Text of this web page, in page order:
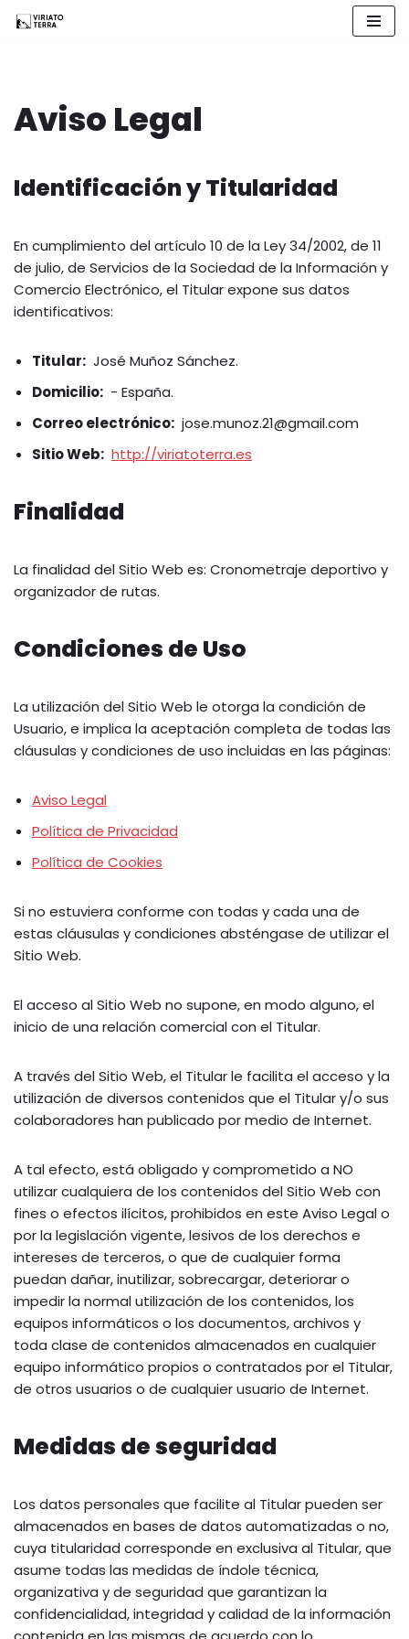
Aviso Legal
Identificación y Titularidad
En cumplimiento del artículo 10 de la Ley 34/2002, de 11
de julio, de Servicios de la Sociedad de la Información y
Comercio Electrónico, el Titular expone sus datos
identificativos:
Titular: José Muñoz Sánchez.
Domicilio: - España.
Correo electrónico: jose.munoz.21@gmail.com
Sitio Web: http://viriatoterra.es
Finalidad
La finalidad del Sitio Web es: Cronometraje deportivo y
organizador de rutas.
Condiciones de Uso
La utilización del Sitio Web le otorga la condición de
Usuario, e implica la aceptación completa de todas las
cláusulas y condiciones de uso incluidas en las páginas:
Aviso Legal
Política de Privacidad
Política de Cookies
Si no estuviera conforme con todas y cada una de
estas cláusulas y condiciones absténgase de utilizar el
Sitio Web.
El acceso al Sitio Web no supone, en modo alguno, el
inicio de una relación comercial con el Titular.
A través del Sitio Web, el Titular le facilita el acceso y la
utilización de diversos contenidos que el Titular y/o sus
colaboradores han publicado por medio de Internet.
A tal efecto, está obligado y comprometido a NO
utilizar cualquiera de los contenidos del Sitio Web con
fines o efectos ilícitos, prohibidos en este Aviso Legal o
por la legislación vigente, lesivos de los derechos e
intereses de terceros, o que de cualquier forma
puedan dañar, inutilizar, sobrecargar, deteriorar o
impedir la normal utilización de los contenidos, los
equipos informáticos o los documentos, archivos y
toda clase de contenidos almacenados en cualquier
equipo informático propios o contratados por el Titular,
de otros usuarios o de cualquier usuario de Internet.
Medidas de seguridad
Los datos personales que facilite al Titular pueden ser
almacenados en bases de datos automatizadas o no,
cuya titularidad corresponde en exclusiva al Titular, que
asume todas las medidas de índole técnica,
organizativa y de seguridad que garantizan la
confidencialidad, integridad y calidad de la información